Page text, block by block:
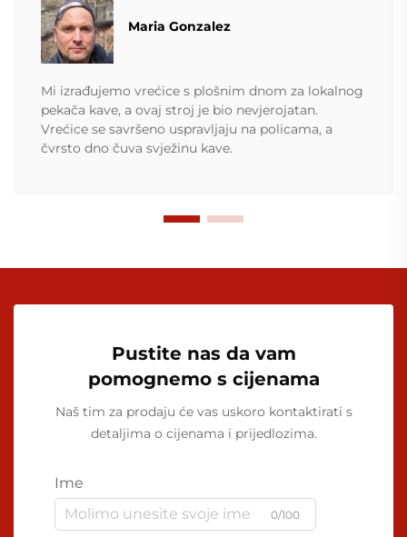
Maria Gonzalez
Mi izrađujemo vrećice s plošnim dnom za lokalnog
pekača kave, a ovaj stroj je bio nevjerojatan.
Vrećice se savršeno uspravljaju na policama, a
čvrsto dno čuva svježinu kave.
Pustite nas da vam
pomognemo s cijenama
Naš tim za prodaju će vas uskoro kontaktirati s
detaljima o cijenama i prijedlozima.
Ime
0/100